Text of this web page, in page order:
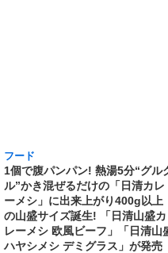
フード
1個で腹パンパン! 熱湯5分“グルグ
ル”かき混ぜるだけの「日清カレ
ーメシ」に出来上がり400g以上
の山盛サイズ誕生! 「日清山盛カ